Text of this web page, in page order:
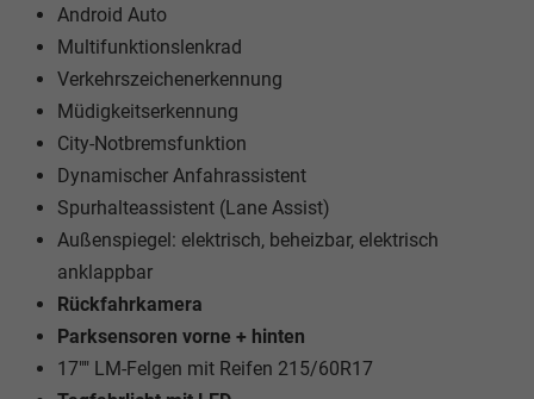
Android Auto
Multifunktionslenkrad
Verkehrszeichenerkennung
Müdigkeitserkennung
City-Notbremsfunktion
Dynamischer Anfahrassistent
Spurhalteassistent (Lane Assist)
Außenspiegel: elektrisch, beheizbar, elektrisch
anklappbar
Rückfahrkamera
Parksensoren vorne + hinten
17"" LM-Felgen mit Reifen 215/60R17